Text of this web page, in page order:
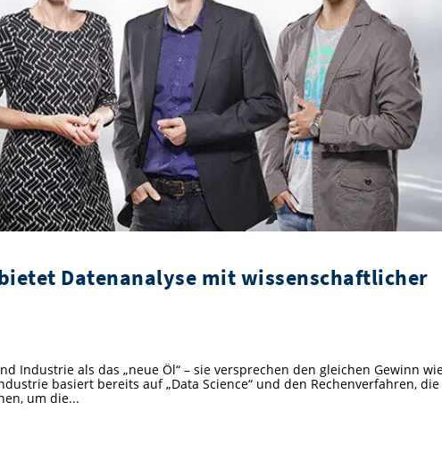
Datenanalyse mit wissenschaftlicher
Industrie als das „neue Öl“ – sie versprechen den gleichen Gewinn
basiert bereits auf „Data Science“ und den Rechenverfahren, die
um die...